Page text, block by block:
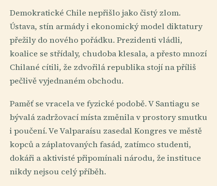
Demokratické Chile nepřišlo jako čistý zlom.
Ústava, stín armády i ekonomický model diktatury
přežily do nového pořádku. Prezidenti vládli,
koalice se střídaly, chudoba klesala, a přesto mnozí
Chilané cítili, že zdvořilá republika stojí na příliš
pečlivě vyjednaném obchodu.
Paměť se vracela ve fyzické podobě. V Santiagu se
bývalá zadržovací místa změnila v prostory smutku
i poučení. Ve Valparaísu zasedal Kongres ve městě
kopců a záplatovaných fasád, zatímco studenti,
dokáři a aktivisté připomínali národu, že instituce
nikdy nejsou celý příběh.